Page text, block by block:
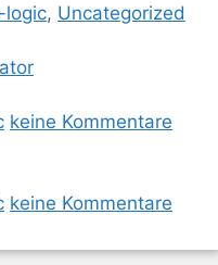
logic, Uncategorized
keine Kommentare
keine Kommentare